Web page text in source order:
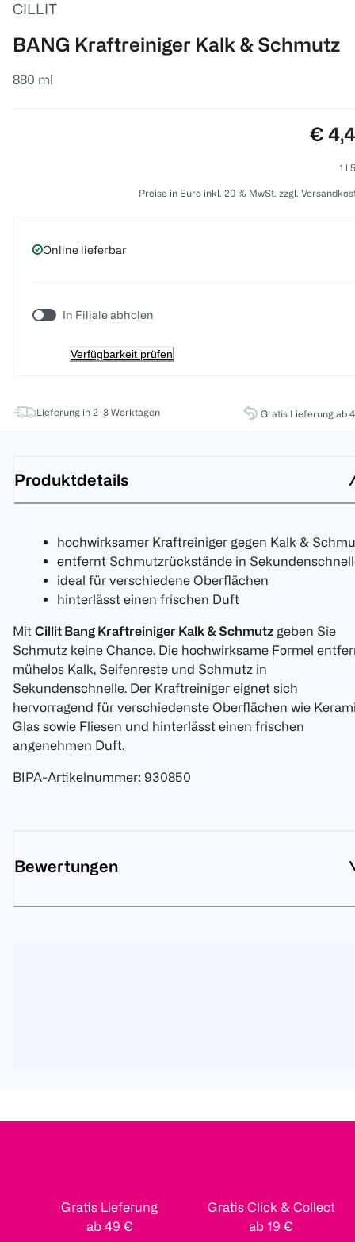
CILLIT
BANG Kraftreiniger Kalk & Schmutz
880 ml
€
1 l
Preise in Euro inkl. 20 % MwSt. zzgl.
Online lieferbar
In Filiale abholen
Verfügbarkeit prüfen
Lieferung in 2-3 Werktagen Gratis Lieferung ab
Produktdetails
hochwirksamer Kraftreiniger gegen Kalk &
entfernt Schmutzrückstände in
ideal für verschiedene Oberflächen
hinterlässt einen frischen Duft
Mit Cillit Bang Kraftreiniger Kalk & Schmutz geben Sie
Schmutz keine Chance. Die hochwirksame Formel
mühelos Kalk, Seifenreste und Schmutz in
Sekundenschnelle. Der Kraftreiniger eignet sich
hervorragend für verschiedenste Oberflächen wie
Glas sowie Fliesen und hinterlässt einen frischen
angenehmen Duft.
BIPA-Artikelnummer: 930850
Bewertungen
Gratis Lieferung
ab 49 €
Gratis Click & Collect
ab 19 €